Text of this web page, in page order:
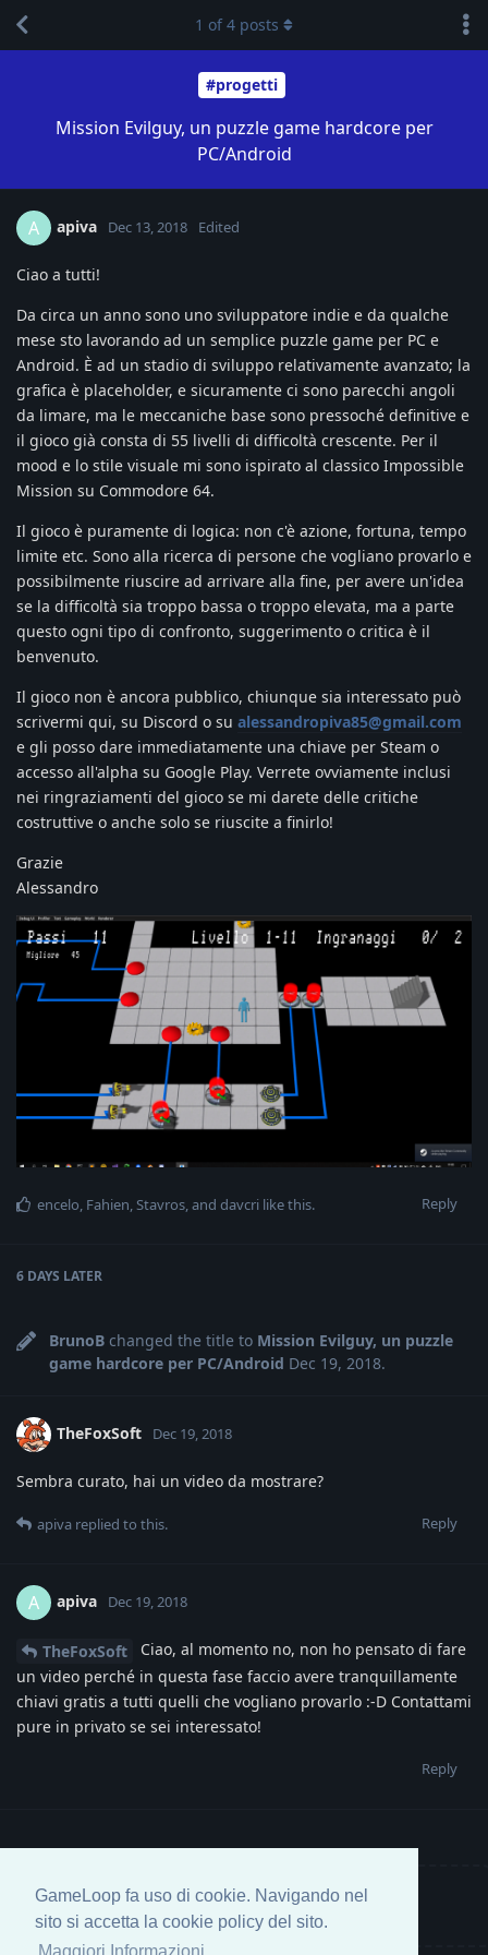
GameLoop fa uso di cookie. Navigando nel
sito si accetta la cookie policy del sito.
#progetti
Mission Evilguy, un puzzle game hardcore per
PC/Android
1 of4 posts
A apiva Dec 13, 2018 Edited
Ciao a tutti!
Da circa un anno sono uno sviluppatore indie e da qualche
mese sto lavorando ad un semplice puzzle game per PC e
Android. È ad un stadio di sviluppo relativamente avanzato; la
grafica è placeholder, e sicuramente ci sono parecchi angoli
da limare, ma le meccaniche base sono pressoché definitive e
il gioco già consta di 55 livelli di difficoltà crescente. Per il
mood e lo stile visuale mi sono ispirato al classico Impossible
Mission su Commodore 64.
Il gioco è puramente di logica: non c'è azione, fortuna, tempo
limite etc. Sono alla ricerca di persone che vogliano provarlo e
possibilmente riuscire ad arrivare alla fine, per avere un'idea
se la difficoltà sia troppo bassa o troppo elevata, ma a parte
questo ogni tipo di confronto, suggerimento o critica è il
benvenuto.
Il gioco non è ancora pubblico, chiunque sia interessato può
scrivermi qui, su Discord o su alessandropiva85@gmail.com
e gli posso dare immediatamente una chiave per Steam o
accesso all'alpha su Google Play. Verrete ovviamente inclusi
nei ringraziamenti del gioco se mi darete delle critiche
costruttive o anche solo se riuscite a finirlo!
Grazie
Alessandro
Reply
encelo, Fahien,Stavros, and davcri like this.
6 DAYS LATER
BrunoB changed the title to Mission Evilguy, un puzzle
game hardcore per PC/Android Dec 19, 2018.
TheFoxSoft Dec 19, 2018
Sembra curato, hai un video da mostrare?
Reply
apiva replied to this.
A apiva Dec 19, 2018
TheFoxSoft
Ciao, al momento no, non ho pensato di fare
un video perché in questa fase faccio avere tranquillamente
chiavi gratis a tutti quelli che vogliano provarlo :-D Contattami
pure in privato se sei interessato!
Reply
Write a Reply...